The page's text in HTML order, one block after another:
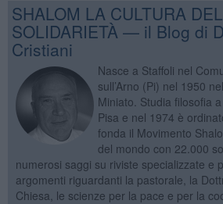
SHALOM LA CULTURA
SOLIDARIETÀ — il Blog di
Cristiani
Nasce a Staffoli nel
sull’Arno (Pi) nel 1950
Miniato. Studia filosofia
Pisa e nel 1974 è
fonda il Movimento
del mondo con 22.000
numerosi saggi su riviste specializzate e
argomenti riguardanti la pastorale, la
Chiesa, le scienze per la pace e per la